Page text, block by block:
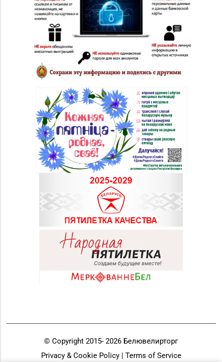
© Copyright 2015- 2026 Белювелирторг
Privacy & Cookie Policy | Terms of Service